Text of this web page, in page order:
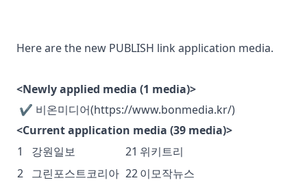
Here are the new PUBLISH link application media.
<Newly applied media (1 media)>
✔ 비온미디어(https://www.bonmedia.kr/)
<Current application media (39 media)>
1
강원일보 21 위키트리
2 그린포스트코리아 22이모작뉴스